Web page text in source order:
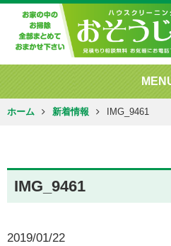
ホーム 新着情報 IMG_9461
IMG_9461
2019/01/22